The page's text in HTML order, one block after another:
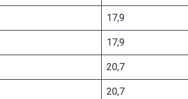
17,9
17,9
20,7
20,7